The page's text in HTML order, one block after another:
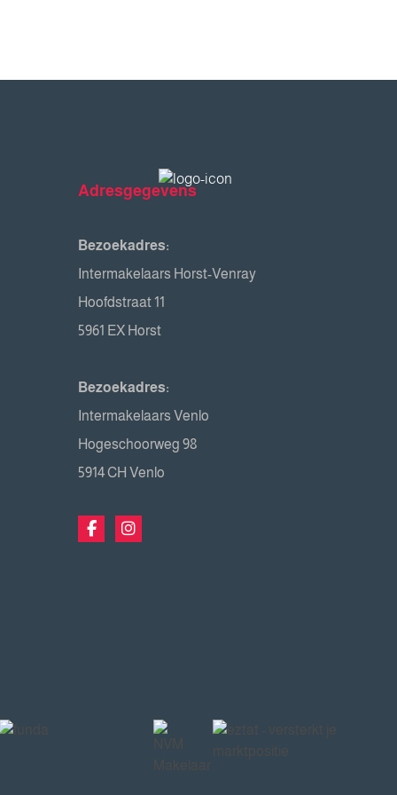
Adresgegevens
Bezoekadres:
Intermakelaars Horst-Venray
Hoofdstraat 11
5961 EX Horst
Bezoekadres:
Intermakelaars Venlo
Hogeschoorweg 98
5914 CH Venlo